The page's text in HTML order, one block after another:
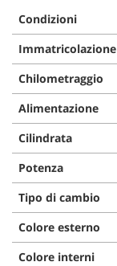
Condizioni
Immatricolazione
Chilometraggio
Alimentazione
Cilindrata
Potenza
Tipo di cambio
Colore esterno
Colore interni
questi
strumenti
di
tracciamento
si
rimanda
alla
cookie
policy.
rivedere
e
modificare
le
tue
scelte